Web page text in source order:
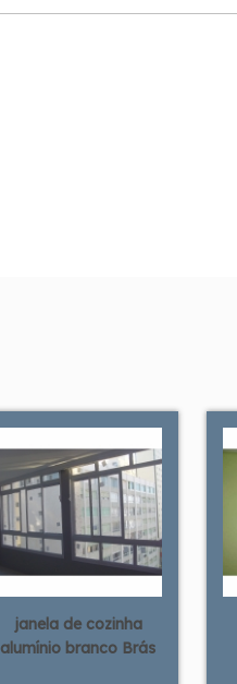
janela de cozinha
alumínio branco Brás